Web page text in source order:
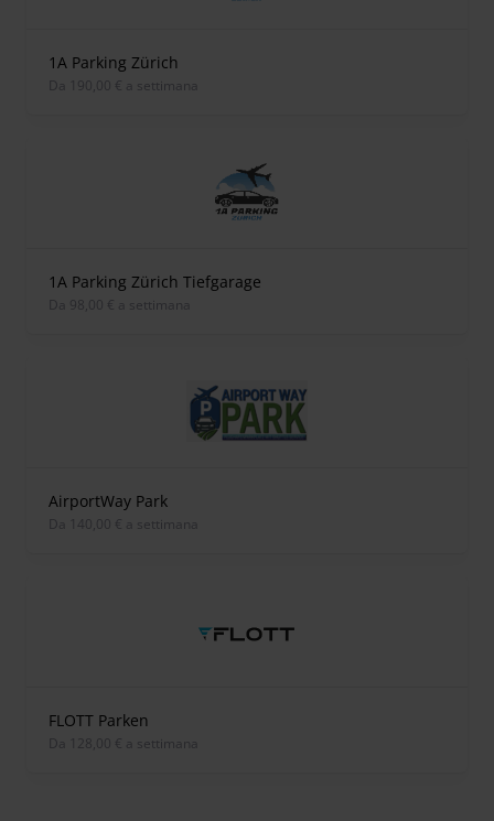
1A Parking Zürich
Da 190,00 € a settimana
1A Parking Zürich Tiefgarage
Da 98,00 € a settimana
AirportWay Park
Da 140,00 € a settimana
FLOTT Parken
Da 128,00 € a settimana